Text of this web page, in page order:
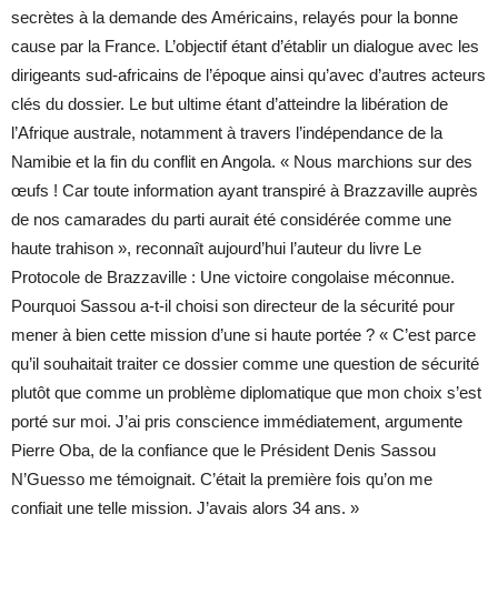
secrètes à la demande des Américains, relayés pour la bonne
cause par la France. L’objectif étant d’établir un dialogue avec les
dirigeants sud-africains de l’époque ainsi qu’avec d’autres acteurs
clés du dossier. Le but ultime étant d’atteindre la libération de
l’Afrique australe, notamment à travers l’indépendance de la
Namibie et la fin du conflit en Angola. « Nous marchions sur des
œufs ! Car toute information ayant transpiré à Brazzaville auprès
de nos camarades du parti aurait été considérée comme une
haute trahison », reconnaît aujourd’hui l’auteur du livre Le
Protocole de Brazzaville : Une victoire congolaise méconnue.
Pourquoi Sassou a-t-il choisi son directeur de la sécurité pour
mener à bien cette mission d’une si haute portée ? « C’est parce
qu’il souhaitait traiter ce dossier comme une question de sécurité
plutôt que comme un problème diplomatique que mon choix s’est
porté sur moi. J’ai pris conscience immédiatement, argumente
Pierre Oba, de la confiance que le Président Denis Sassou
N’Guesso me témoignait. C’était la première fois qu’on me
confiait une telle mission. J’avais alors 34 ans. »